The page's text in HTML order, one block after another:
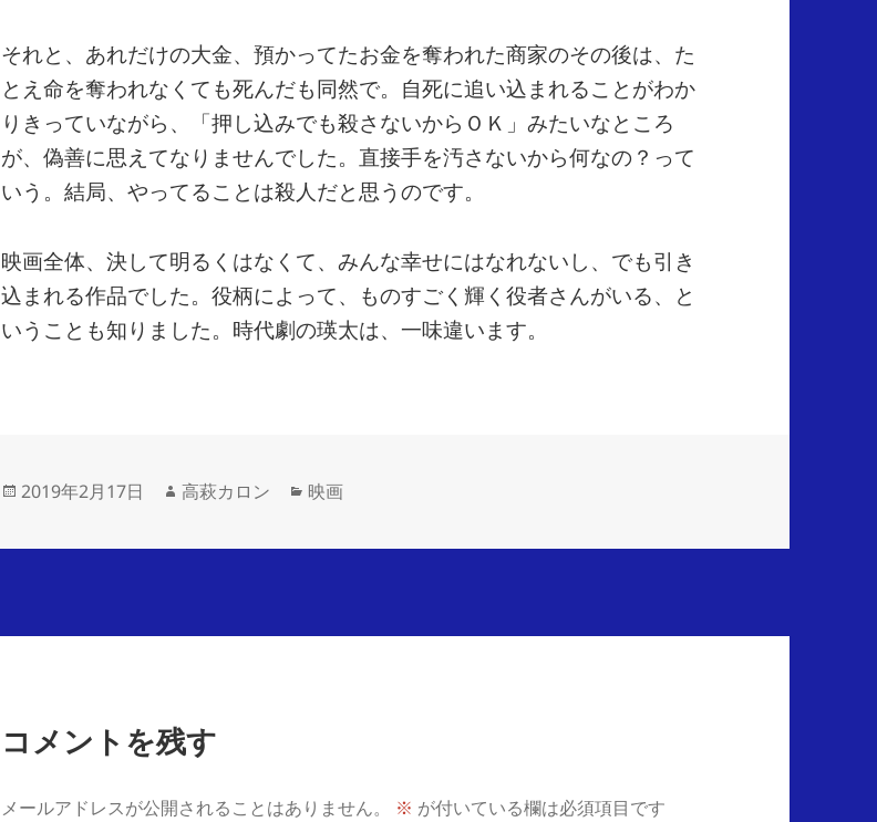
それと、あれだけの大金、預かってたお金を奪われた商家のその後は、た
とえ命を奪われなくても死んだも同然で。自死に追い込まれることがわか
りきっていながら、「押し込みでも殺さないからＯＫ」みたいなところ
が、偽善に思えてなりませんでした。直接手を汚さないから何なの？って
いう。結局、やってることは殺人だと思うのです。
映画全体、決して明るくはなくて、みんな幸せにはなれないし、でも引き
込まれる作品でした。役柄によって、ものすごく輝く役者さんがいる、と
いうことも知りました。時代劇の瑛太は、一味違います。
2019年2月17日 高萩カロン 映画
コメントを残す
メールアドレスが公開されることはありません。 ※ が付いている欄は必須項目です